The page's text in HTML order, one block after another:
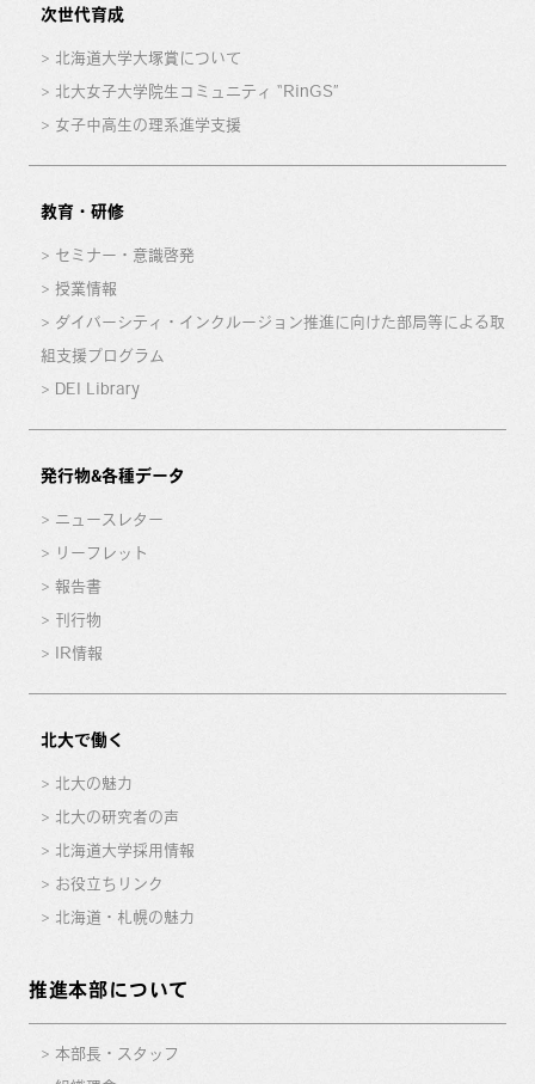
次世代育成
北海道大学大塚賞について
北大女子大学院生コミュニティ “RinGS”
女子中高生の理系進学支援
教育・研修
セミナー・意識啓発
授業情報
ダイバーシティ・インクルージョン推進に向けた部局等による取
組支援プログラム
DEI Library
発行物&各種データ
ニュースレター
リーフレット
報告書
刊行物
IR情報
北大で働く
北大の魅力
北大の研究者の声
北海道大学採用情報
お役立ちリンク
北海道・札幌の魅力
推進本部について
本部長・スタッフ